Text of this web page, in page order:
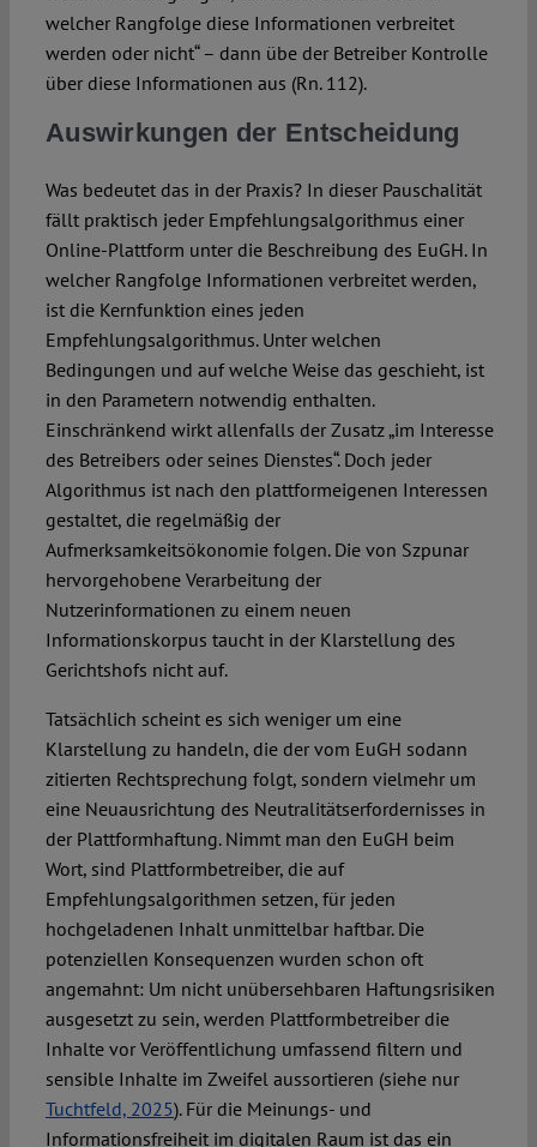
welcher Rangfolge diese Informationen verbreitet
werden oder nicht“ – dann übe der Betreiber Kontrolle
über diese Informationen aus (Rn. 112).
Auswirkungen der Entscheidung
Was bedeutet das in der Praxis? In dieser Pauschalität
fällt praktisch jeder Empfehlungsalgorithmus einer
Online-Plattform unter die Beschreibung des EuGH. In
welcher Rangfolge Informationen verbreitet werden,
ist die Kernfunktion eines jeden
Empfehlungsalgorithmus. Unter welchen
Bedingungen und auf welche Weise das geschieht, ist
in den Parametern notwendig enthalten.
Einschränkend wirkt allenfalls der Zusatz „im Interesse
des Betreibers oder seines Dienstes“. Doch jeder
Algorithmus ist nach den plattformeigenen Interessen
gestaltet, die regelmäßig der
Aufmerksamkeitsökonomie folgen. Die von Szpunar
hervorgehobene Verarbeitung der
Nutzerinformationen zu einem neuen
Informationskorpus taucht in der Klarstellung des
Gerichtshofs nicht auf.
Tatsächlich scheint es sich weniger um eine
Klarstellung zu handeln, die der vom EuGH sodann
zitierten Rechtsprechung folgt, sondern vielmehr um
eine Neuausrichtung des Neutralitätserfordernisses in
der Plattformhaftung. Nimmt man den EuGH beim
Wort, sind Plattformbetreiber, die auf
Empfehlungsalgorithmen setzen, für jeden
hochgeladenen Inhalt unmittelbar haftbar. Die
potenziellen Konsequenzen wurden schon oft
angemahnt: Um nicht unübersehbaren Haftungsrisiken
ausgesetzt zu sein, werden Plattformbetreiber die
Inhalte vor Veröffentlichung umfassend filtern und
sensible Inhalte im Zweifel aussortieren (siehe nur
Tuchtfeld, 2025). Für die Meinungs- und
Informationsfreiheit im digitalen Raum ist das ein